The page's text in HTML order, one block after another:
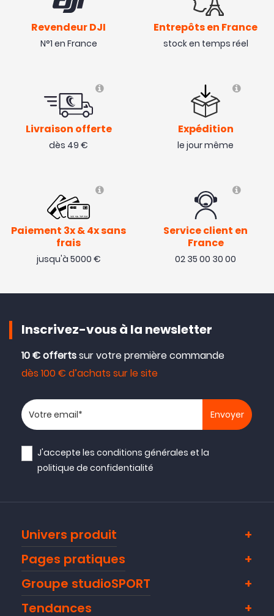
Revendeur DJI
N°1 en France
Entrepôts en France
stock en temps réel
Livraison offerte
dès 49 €
Expédition
le jour même
Paiement 3x & 4x sans
frais
jusqu'à 5000 €
Service client en
France
02 35 00 30 00
Inscrivez-vous à la newsletter
10 € offertssur votre première commande
dès 100 € d’achats sur le site
Votre adresse email
J'accepte lesconditions générales et la
politique de confidentialité
Univers produit
Pages pratiques
Groupe studioSPORT
Tendances